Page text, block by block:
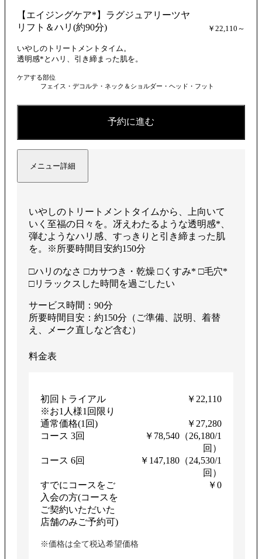
【エイジングケア*】ラグジュアリーツヤ
リフト＆ハリ(約90分)
￥22,110～
いやしのトリートメントタイム。
透明感*とハリ、引き締まった肌を。
ケアする部位
フェイス・デコルテ・ネック＆ショルダー・ヘッド・フット
予約に進む
メニュー詳細
いやしのトリートメントタイムから、上向いて
いく至福の⽇々を。冴えわたるような透明感*、
弾むようなハリ感、すっきりと引き締まった肌
を。※所要時間目安約150分
□ハリのなさ □カサつき・乾燥 □くすみ* □毛穴*
□リラックスした時間を過ごしたい
サービス時間：90分
所要時間目安：約150分（ご準備、説明、着替
え、メーク直しなど含む）
料金表
初回トライアル
※お1人様1回限り
￥22,110
通常価格(1回)
￥27,280
コース 3回
￥78,540（26,180/1
回）
コース 6回
￥147,180（24,530/1
回）
すでにコースをご
入会の方(コースを
ご契約いただいた
店舗のみご予約可)
￥0
※価格は全て税込希望価格